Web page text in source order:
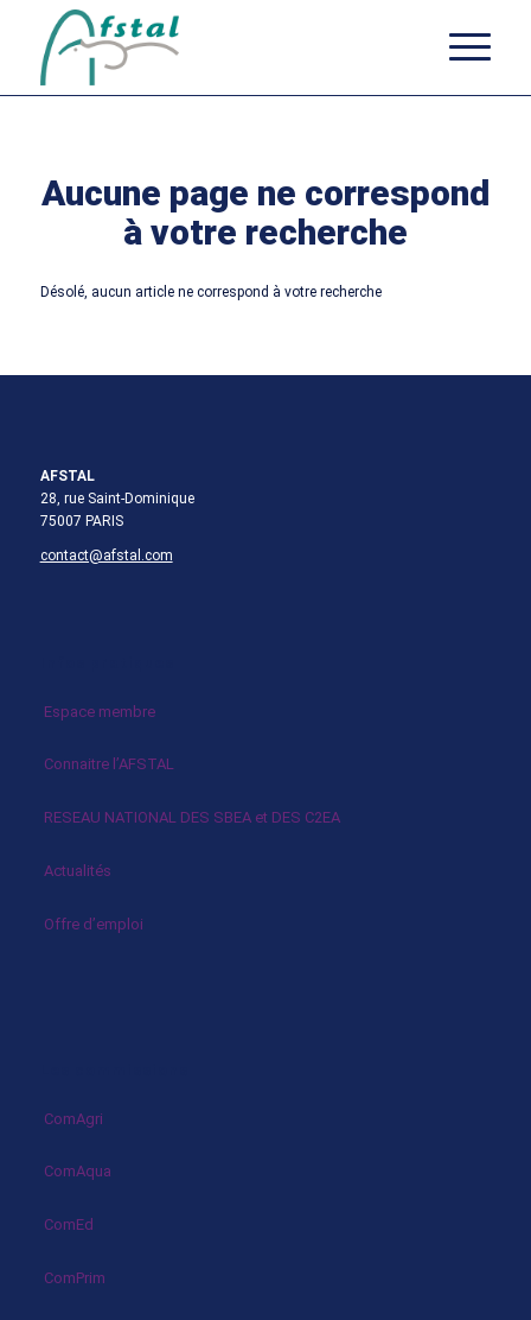
Aucune page ne correspond
à votre recherche
Désolé, aucun article ne correspond à votre recherche
AFSTAL
28, rue Saint-Dominique
75007 PARIS
contact@afstal.com
Espace membre
Connaitre l’AFSTAL
RESEAU NATIONAL DES SBEA et DES C2EA
Actualités
Offre d’emploi
ComAgri
ComAqua
ComEd
ComPrim